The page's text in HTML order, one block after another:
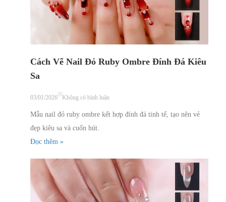
Cách Vẽ Nail Đỏ Ruby Ombre Đính Đá Kiêu
Sa
03/01/2026///Không có bình luận
Mẫu nail đỏ ruby ombre kết hợp đính đá tinh tế, tạo nên vẻ
đẹp kiêu sa và cuốn hút.
Đọc thêm »